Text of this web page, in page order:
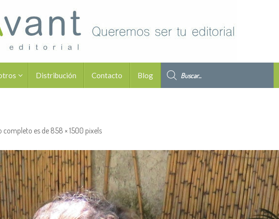
Distribución Contacto Blog
completo es de858 × 1500 pixels